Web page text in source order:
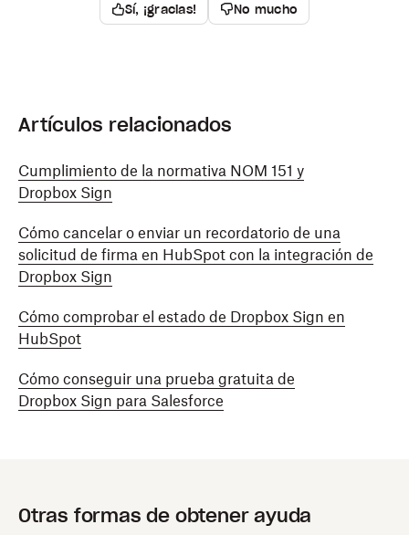
Sí, ¡gracias! No mucho
Artículos relacionados
Cumplimiento de la normativa NOM 151 y
Dropbox Sign
Cómo cancelar o enviar un recordatorio de una
solicitud de firma en HubSpot con la integración de
Dropbox Sign
Cómo comprobar el estado de Dropbox Sign en
HubSpot
Cómo conseguir una prueba gratuita de
Dropbox Sign para Salesforce
Otras formas de obtener ayuda